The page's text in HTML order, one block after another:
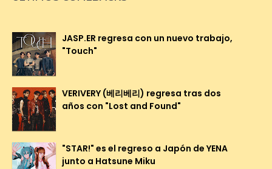
JASP.ER regresa con un nuevo trabajo,
"Touch"
VERIVERY (베리베리) regresa tras dos
años con "Lost and Found"
"STAR!" es el regreso a Japón de YENA
junto a Hatsune Miku